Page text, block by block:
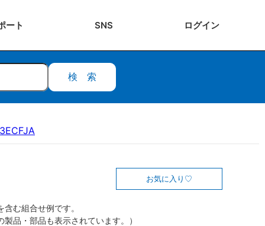
ート SNS ログイン
検索
お気に入り
む組合せ例です。
製品・部品も表示されています。）